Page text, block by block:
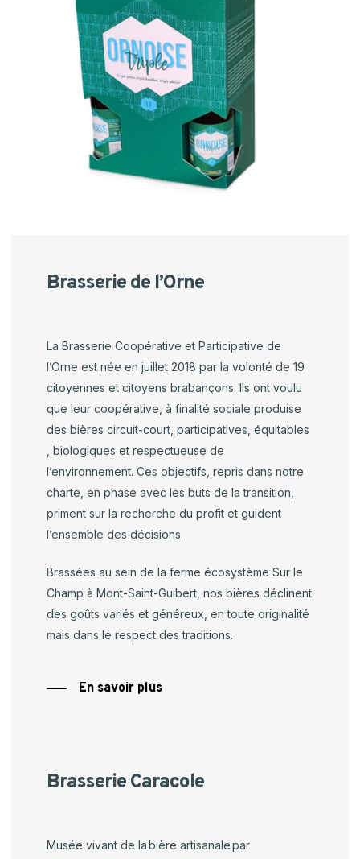
Brasserie de l’Orne
La Brasserie Coopérative et Participative de
l’Orne est née en juillet 2018 par la volonté de 19
citoyennes et citoyens brabançons. Ils ont voulu
que leur coopérative, à finalité sociale produise
des bières circuit-court, participatives, équitables
, biologiques et respectueuse de
l’environnement. Ces objectifs, repris dans notre
charte, en phase avec les buts de la transition,
priment sur la recherche du profit et guident
l’ensemble des décisions.
Brassées au sein de la ferme écosystème Sur le
Champ à Mont-Saint-Guibert, nos bières déclinent
des goûts variés et généreux, en toute originalité
mais dans le respect des traditions.
En savoir plus
Brasserie Caracole
Musée vivant de la bière artisanale par